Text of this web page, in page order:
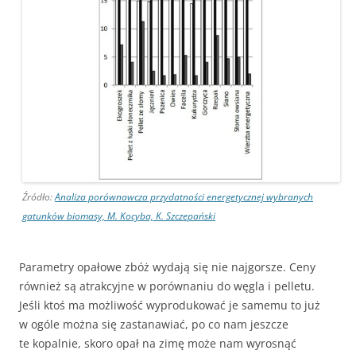
Źródło:Analiza porównawcza przydatności energetycznej wybranych
gatunków biomasy, M. Kocyba, K. Szczepański
Parametry opałowe zbóż wydają się nie najgorsze. Ceny
również są atrakcyjne w porównaniu do węgla i pelletu.
Jeśli ktoś ma możliwość wyprodukować je samemu to już
w ogóle można się zastanawiać, po co nam jeszcze
te kopalnie, skoro opał na zimę może nam wyrosnąć